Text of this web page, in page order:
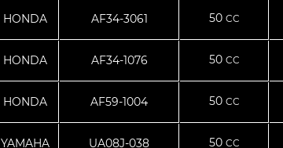
HONDA AF34-3061 50 CC
HONDA AF34-1076 50 CC
HONDA AF59-1004 50 CC
YAMAHA UA08J-038 50 CC